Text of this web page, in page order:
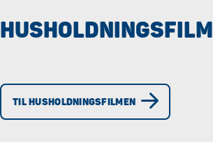
HUSHOLDNINGSFILM
TIL HUSHOLDNINGSFILMEN